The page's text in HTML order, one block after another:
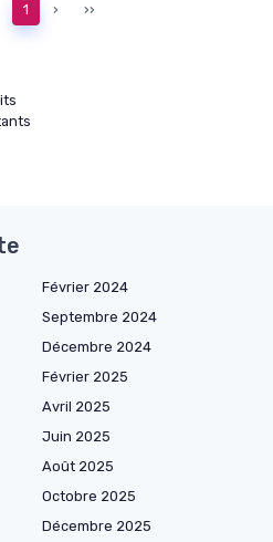
1 › ››
Février 2024
Septembre 2024
Décembre 2024
Février 2025
Avril 2025
Juin 2025
Août 2025
Octobre 2025
Décembre 2025